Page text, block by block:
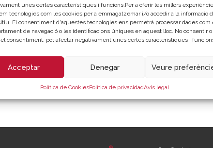
unes certes característiques i funcions.Per a oferir les millors
tecnologies com les cookies per a emmagatzemar i/o accedir a la informació
El consentiment d'aquestes tecnologies ens permetrà processar dades com
de navegació o les identificacions úniques en aquest lloc. No consentir o
consentiment, pot afectar negativament unes certes característiques i
Acceptar Denegar Veure
Política de CookiesPolítica de privacidadAvís legal
en els quals estem en aquests moments”.
fonamental per a un objectiu que estem aconseguint i
d’inversions tecnològiques i d’innovació.
(Documento)